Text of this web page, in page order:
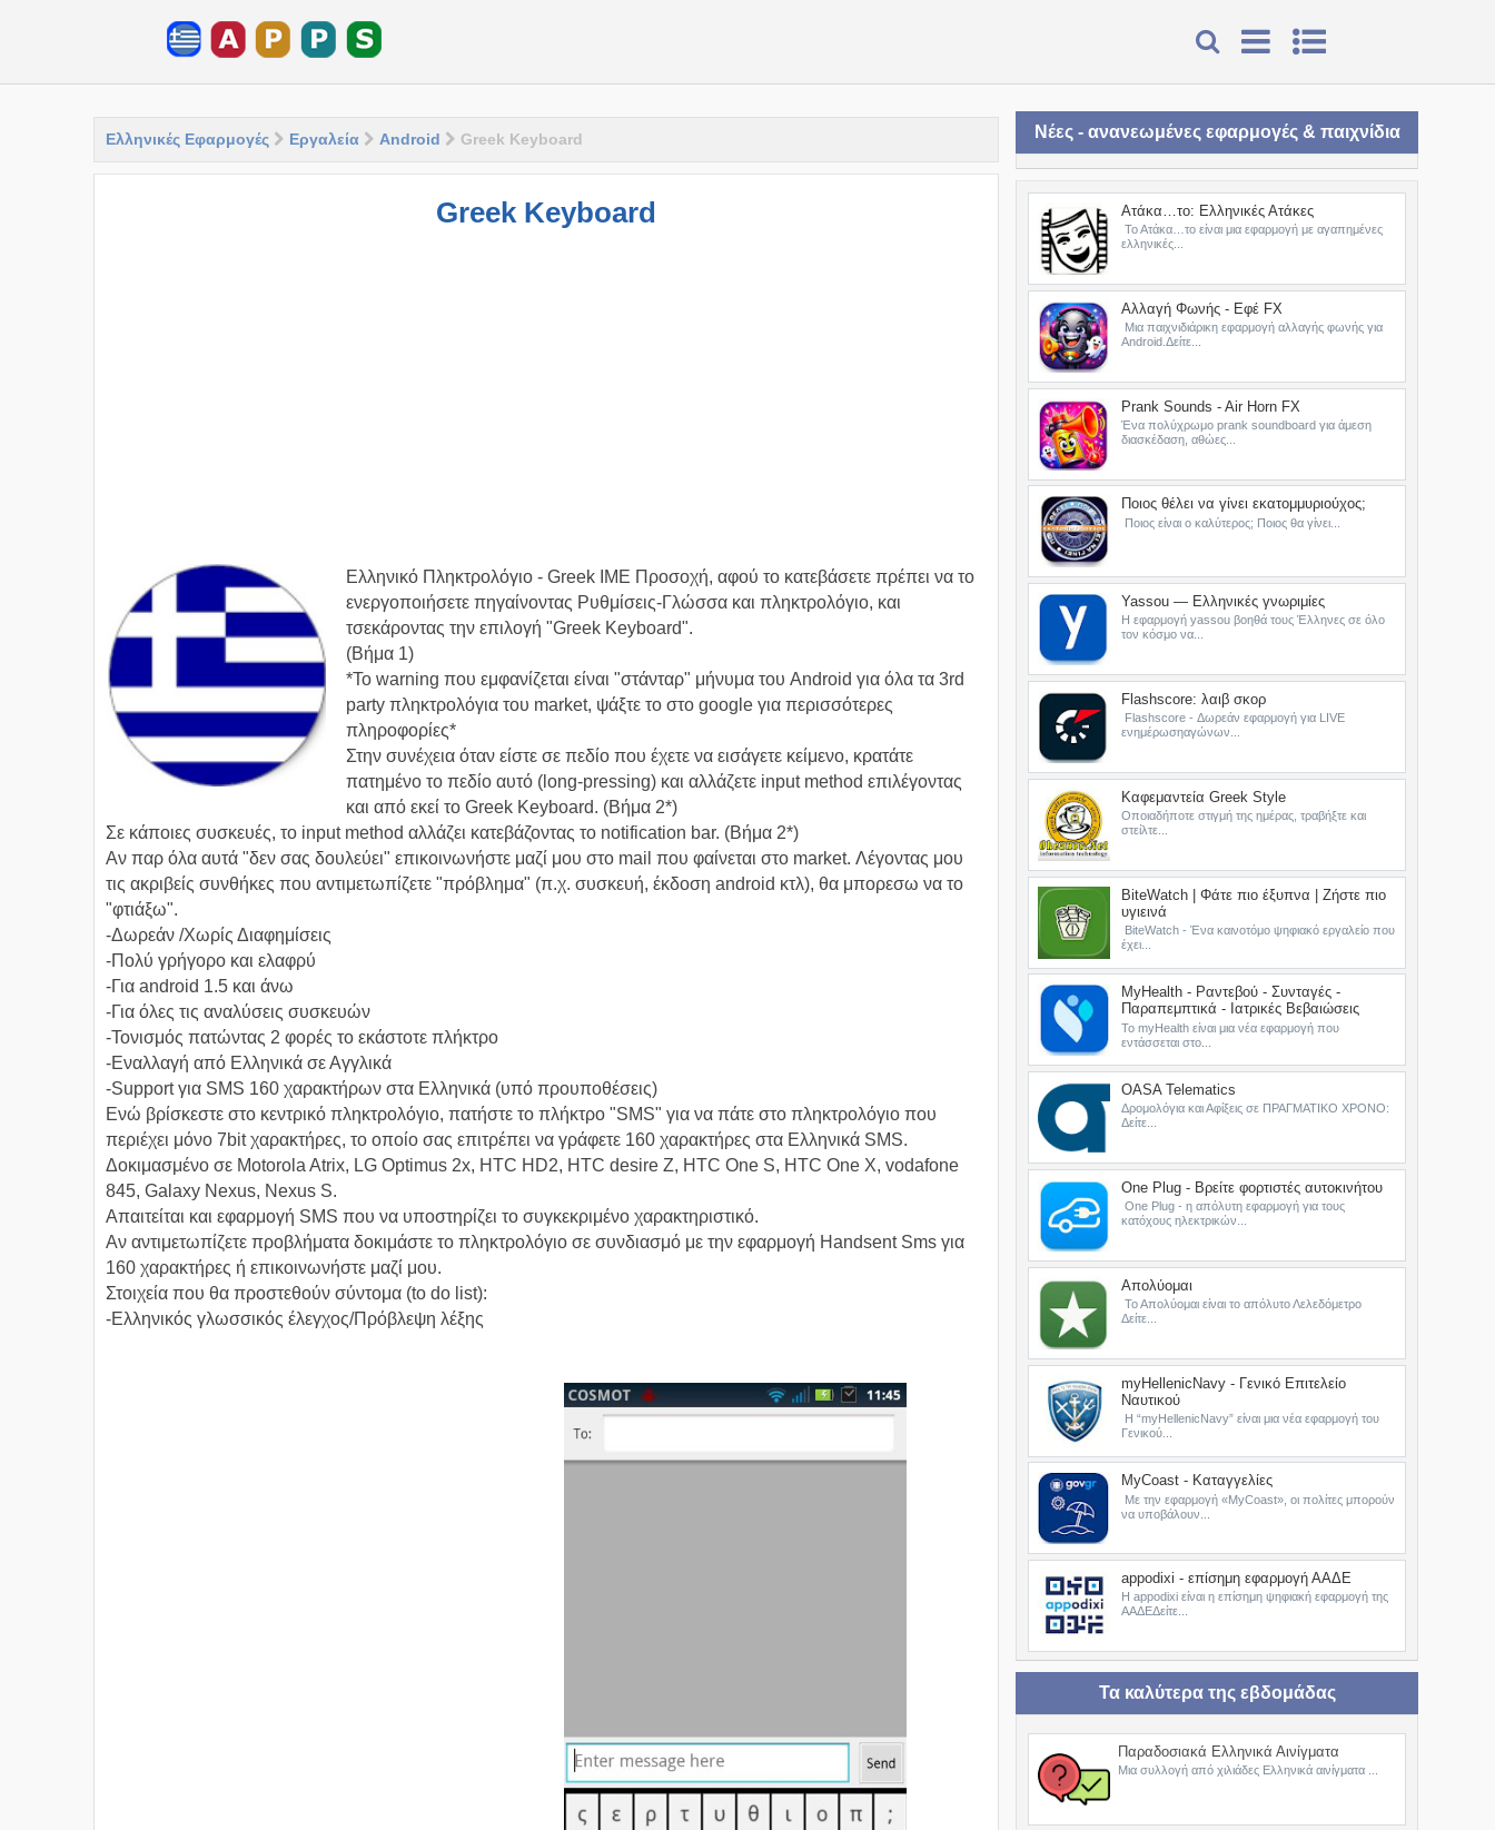
Ελληνικές Εφαρμογές Εργαλεία Android Greek Keyboard
Greek Keyboard
Ελληνικό Πληκτρολόγιο - Greek IME Προσοχή, αφού το κατεβάσετε πρέπει να το
ενεργοποιήσετε πηγαίνοντας Ρυθμίσεις-Γλώσσα και πληκτρολόγιο, και
τσεκάροντας την επιλογή "Greek Keyboard".
(Βήμα 1)
*Το warning που εμφανίζεται είναι "στάνταρ" μήνυμα του Android για όλα τα 3rd
party πληκτρολόγια του market, ψάξτε το στο google για περισσότερες
πληροφορίες*
Στην συνέχεια όταν είστε σε πεδίο που έχετε να εισάγετε κείμενο, κρατάτε
πατημένο το πεδίο αυτό (long-pressing) και αλλάζετε input method επιλέγοντας
και από εκεί το Greek Keyboard. (Βήμα 2*)
Σε κάποιες συσκευές, το input method αλλάζει κατεβάζοντας το notification bar. (Βήμα 2*)
Αν παρ όλα αυτά "δεν σας δουλεύει" επικοινωνήστε μαζί μου στο mail που φαίνεται στο market. Λέγοντας μου
τις ακριβείς συνθήκες που αντιμετωπίζετε "πρόβλημα" (π.χ. συσκευή, έκδοση android κτλ), θα μπορεσω να το
"φτιάξω".
-Δωρεάν /Χωρίς Διαφημίσεις
-Πολύ γρήγορο και ελαφρύ
-Για android 1.5 και άνω
-Για όλες τις αναλύσεις συσκευών
-Τονισμός πατώντας 2 φορές το εκάστοτε πλήκτρο
-Εναλλαγή από Ελληνικά σε Αγγλικά
-Support για SMS 160 χαρακτήρων στα Ελληνικά (υπό προυποθέσεις)
Ενώ βρίσκεστε στο κεντρικό πληκτρολόγιο, πατήστε το πλήκτρο "SMS" για να πάτε στο πληκτρολόγιο που
περιέχει μόνο 7bit χαρακτήρες, το οποίο σας επιτρέπει να γράφετε 160 χαρακτήρες στα Ελληνικά SMS.
Δοκιμασμένο σε Motorola Atrix, LG Optimus 2x, HTC HD2, HTC desire Z, HTC One S, HTC One X, vodafone
845, Galaxy Nexus, Nexus S.
Απαιτείται και εφαρμογή SMS που να υποστηρίζει το συγκεκριμένο χαρακτηριστικό.
Αν αντιμετωπίζετε προβλήματα δοκιμάστε το πληκτρολόγιο σε συνδιασμό με την εφαρμογή Handsent Sms για
160 χαρακτήρες ή επικοινωνήστε μαζί μου.
Στοιχεία που θα προστεθούν σύντομα (to do list):
-Ελληνικός γλωσσικός έλεγχος/Πρόβλεψη λέξης
Νέες - ανανεωμένες εφαρμογές & παιχνίδια
Ατάκα…το: Ελληνικές Ατάκες
Το Ατάκα…το είναι μια εφαρμογή με αγαπημένες
ελληνικές...
Αλλαγή Φωνής - Εφέ FX
Μια παιχνιδιάρικη εφαρμογή αλλαγής φωνής για
Android.Δείτε...
Prank Sounds - Air Horn FX
Ένα πολύχρωμο prank soundboard για άμεση
διασκέδαση, αθώες...
Ποιος θέλει να γίνει εκατομμυριούχος;
Ποιος είναι ο καλύτερος; Ποιος θα γίνει...
Yassou — Ελληνικές γνωριμίες
Η εφαρμογή yassou βοηθά τους Έλληνες σε όλο
τον κόσμο να...
Flashscore: λαιβ σκορ
Flashscore - Δωρεάν εφαρμογή για LIVE
ενημέρωσηαγώνων...
Καφεμαντεία Greek Style
Οποιαδήποτε στιγμή της ημέρας, τραβήξτε και
στείλτε...
BiteWatch | Φάτε πιο έξυπνα | Ζήστε πιο
υγιεινά
BiteWatch - Ένα καινοτόμο ψηφιακό εργαλείο που
έχει...
MyHealth - Ραντεβού - Συνταγές -
Παραπεμπτικά - Ιατρικές Βεβαιώσεις
Το myHealth είναι μια νέα εφαρμογή που
εντάσσεται στο...
OASA Telematics
Δρομολόγια και Αφίξεις σε ΠΡΑΓΜΑΤΙΚΟ ΧΡΟΝΟ:
Δείτε...
One Plug - Βρείτε φορτιστές αυτοκινήτου
One Plug - η απόλυτη εφαρμογή για τους
κατόχους ηλεκτρικών...
Απολύομαι
Το Απολύομαι είναι το απόλυτο Λελεδόμετρο
Δείτε...
myHellenicNavy - Γενικό Επιτελείο
Ναυτικού
Η “myHellenicNavy” είναι μια νέα εφαρμογή του
Γενικού...
MyCoast - Καταγγελίες
Με την εφαρμογή «MyCoast», οι πολίτες μπορούν
να υποβάλουν...
appodixi - επίσημη εφαρμογή ΑΑΔΕ
Η appodixi είναι η επίσημη ψηφιακή εφαρμογή της
ΑΑΔΕΔείτε...
Τα καλύτερα της εβδομάδας
Παραδοσιακά Ελληνικά Αινίγματα
Μια συλλογή από χιλιάδες Ελληνικά αινίγματα ...